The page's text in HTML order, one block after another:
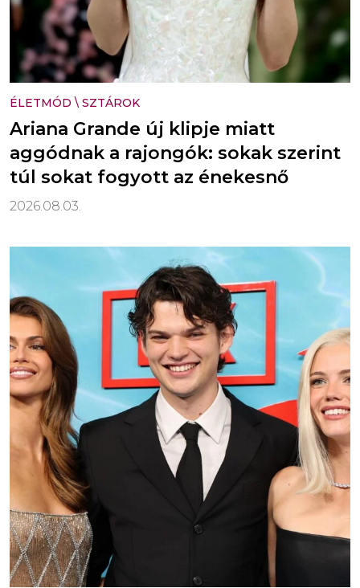
ÉLETMÓD \ SZTÁROK
Ariana Grande új klipje miatt
aggódnak a rajongók: sokak szerint
túl sokat fogyott az énekesnő
2026.08.03.